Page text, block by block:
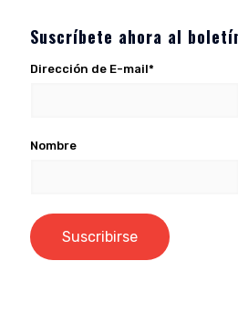
Suscríbete ahora al
Dirección de E-mail*
Nombre